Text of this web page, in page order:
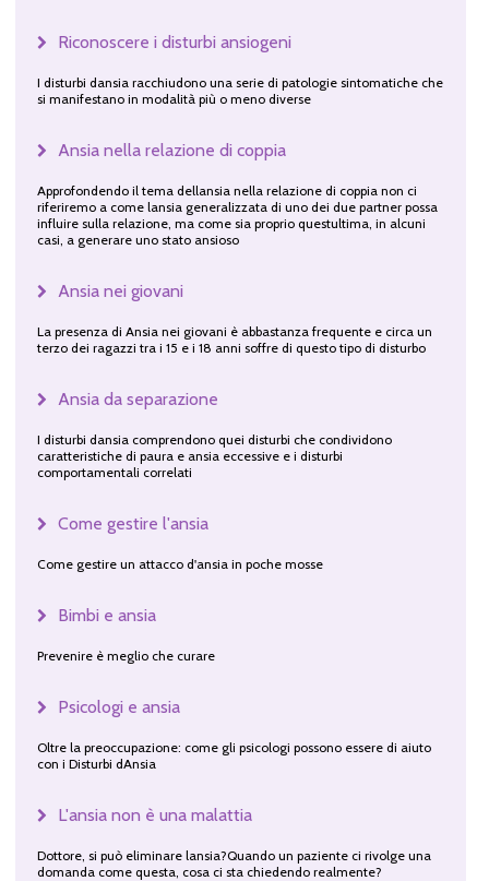
Riconoscere i disturbi ansiogeni
I disturbi dansia racchiudono una serie di patologie sintomatiche che
si manifestano in modalità più o meno diverse
Ansia nella relazione di coppia
Approfondendo il tema dellansia nella relazione di coppia non ci
riferiremo a come lansia generalizzata di uno dei due partner possa
influire sulla relazione, ma come sia proprio questultima, in alcuni
casi, a generare uno stato ansioso
Ansia nei giovani
La presenza di Ansia nei giovani è abbastanza frequente e circa un
terzo dei ragazzi tra i 15 e i 18 anni soffre di questo tipo di disturbo
Ansia da separazione
I disturbi dansia comprendono quei disturbi che condividono
caratteristiche di paura e ansia eccessive e i disturbi
comportamentali correlati
Come gestire l'ansia
Come gestire un attacco d'ansia in poche mosse
Bimbi e ansia
Prevenire è meglio che curare
Psicologi e ansia
Oltre la preoccupazione: come gli psicologi possono essere di aiuto
con i Disturbi dAnsia
L'ansia non è una malattia
Dottore, si può eliminare lansia?Quando un paziente ci rivolge una
domanda come questa, cosa ci sta chiedendo realmente?